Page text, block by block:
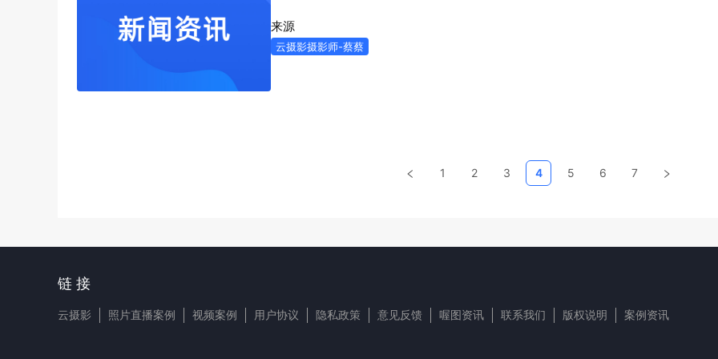
来源
云摄影摄影师-蔡蔡
1 2 3 4 5 6 7
链 接
云摄影 照片直播案例 视频案例 用户协议 隐私政策 意见反馈 喔图资讯 联系我们 版权说明 案例资讯